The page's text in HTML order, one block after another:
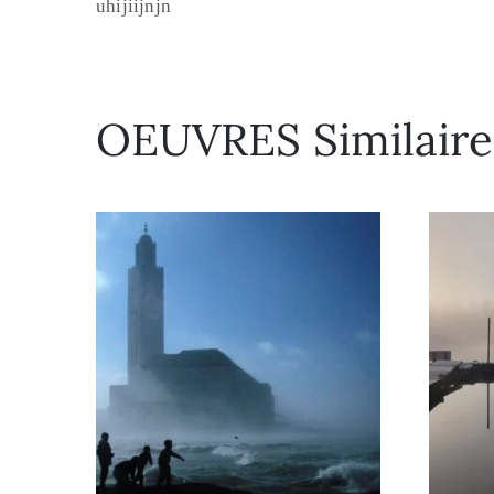
uhijiijnjn
OEUVRES